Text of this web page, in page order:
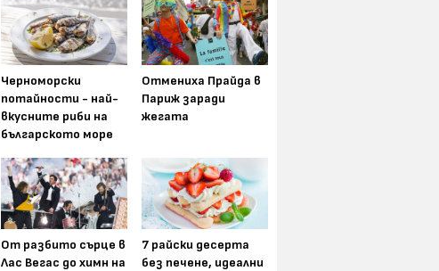
Черноморски
потайности - най-
вкусните риби на
българското море
Отмениха Прайда в
Париж заради
жегата
От разбито сърце в
Лас Вегас до химн на
7 райски десерта
без печене, идеални